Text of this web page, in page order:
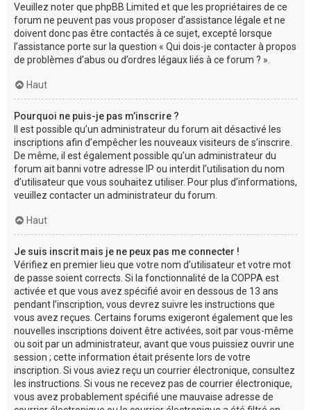
Veuillez noter que phpBB Limited et que les propriétaires de ce
forum ne peuvent pas vous proposer d’assistance légale et ne
doivent donc pas être contactés à ce sujet, excepté lorsque
l’assistance porte sur la question « Qui dois-je contacter à propos
de problèmes d’abus ou d’ordres légaux liés à ce forum ? ».
Haut
Pourquoi ne puis-je pas m’inscrire ?
Il est possible qu’un administrateur du forum ait désactivé les
inscriptions afin d’empêcher les nouveaux visiteurs de s’inscrire.
De même, il est également possible qu’un administrateur du
forum ait banni votre adresse IP ou interdit l’utilisation du nom
d’utilisateur que vous souhaitez utiliser. Pour plus d’informations,
veuillez contacter un administrateur du forum.
Haut
Je suis inscrit mais je ne peux pas me connecter !
Vérifiez en premier lieu que votre nom d’utilisateur et votre mot
de passe soient corrects. Si la fonctionnalité de la COPPA est
activée et que vous avez spécifié avoir en dessous de 13 ans
pendant l’inscription, vous devrez suivre les instructions que
vous avez reçues. Certains forums exigeront également que les
nouvelles inscriptions doivent être activées, soit par vous-même
ou soit par un administrateur, avant que vous puissiez ouvrir une
session ; cette information était présente lors de votre
inscription. Si vous aviez reçu un courrier électronique, consultez
les instructions. Si vous ne recevez pas de courrier électronique,
vous avez probablement spécifié une mauvaise adresse de